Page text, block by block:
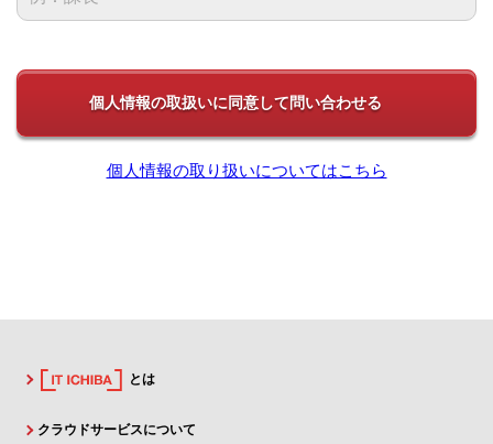
個人情報の取り扱いについてはこちら
とは
クラウドサービスについて